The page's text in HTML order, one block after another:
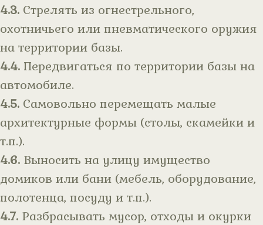
4.3. Стрелять из огнестрельного,
охотничьего или пневматического оружия
на территории базы.
4.4. Передвигаться по территории базы на
автомобиле.
4.5. Самовольно перемещать малые
архитектурные формы (столы, скамейки и
т.п.).
4.6. Выносить на улицу имущество
домиков или бани (мебель, оборудование,
полотенца, посуду и т.п.).
4.7. Разбрасывать мусор, отходы и окурки